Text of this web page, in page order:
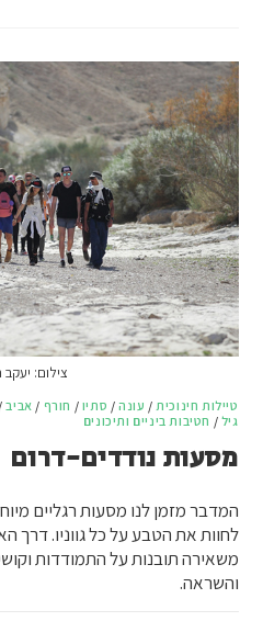
צילום: יעקב
טיילות חינוכית / עונה / סתיו / חורף / אביב/
גיל / חטיבות ביניים ותיכונים
מסעות נודדים-דרום
המדבר מזמן לנו מסעות רגליים
לחוות את הטבע על כל גווניו. דרך
משאירה תובנות על התמודדות
והשראה.